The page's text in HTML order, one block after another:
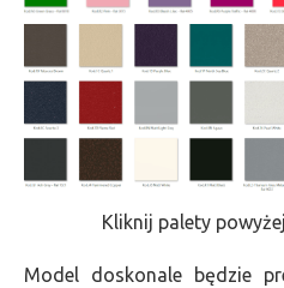
Kliknij palety
Model doskonale będzie